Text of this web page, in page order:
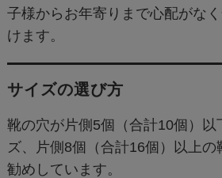
子様からお年寄りまで心配がな
けます。
サイズの選び方
靴の穴が片側5個（合計10個）以
ズ、片側8個（合計16個）以上の
勧めしています。